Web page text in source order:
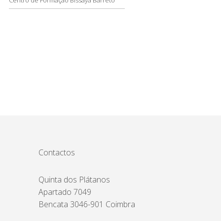
Contactos
Quinta dos Plátanos
Apartado 7049
Bencata 3046-901 Coimbra